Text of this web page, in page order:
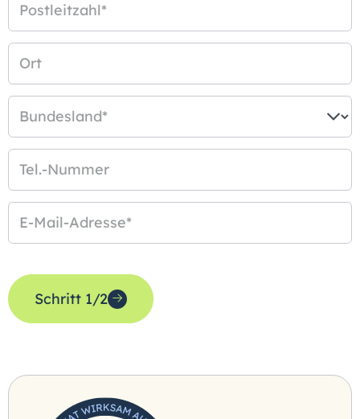
Postleitzahl*
Ort
Bundesland*
Tel.-Nummer
E-Mail-Adresse*
Schritt 1/2